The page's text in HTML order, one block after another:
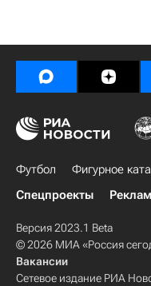
Футбол Фигурное
Спецпроекты
Версия 2023.1 Beta
© 2026 МИА «Россия
Вакансии
Сетевое издание РИА